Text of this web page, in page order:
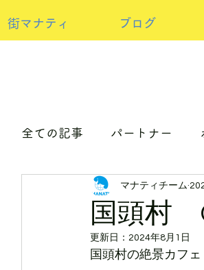
街マナティ ブログ
全ての記事 パートナー
パートナーorホスト ア
国頭村
マナティチーム
更新日： 2024年8月1日
国頭村の絶景カフ